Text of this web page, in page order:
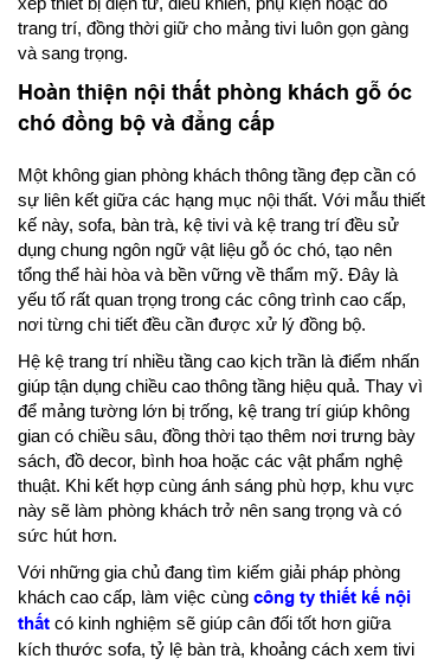
trang trí, đồng thời giữ cho mảng tivi luôn gọn gàng
và sang trọng.
Hoàn thiện nội thất phòng khách gỗ óc
chó đồng bộ và đẳng cấp
Một không gian phòng khách thông tầng đẹp cần có
sự liên kết giữa các hạng mục nội thất. Với mẫu thiết
kế này, sofa, bàn trà, kệ tivi và kệ trang trí đều sử
dụng chung ngôn ngữ vật liệu gỗ óc chó, tạo nên
tổng thể hài hòa và bền vững về thẩm mỹ. Đây là
yếu tố rất quan trọng trong các công trình cao cấp,
nơi từng chi tiết đều cần được xử lý đồng bộ.
Hệ kệ trang trí nhiều tầng cao kịch trần là điểm nhấn
giúp tận dụng chiều cao thông tầng hiệu quả. Thay vì
để mảng tường lớn bị trống, kệ trang trí giúp không
gian có chiều sâu, đồng thời tạo thêm nơi trưng bày
sách, đồ decor, bình hoa hoặc các vật phẩm nghệ
thuật. Khi kết hợp cùng ánh sáng phù hợp, khu vực
này sẽ làm phòng khách trở nên sang trọng và có
sức hút hơn.
Với những gia chủ đang tìm kiếm giải pháp phòng
khách cao cấp, làm việc cùng công ty thiết kế nội
thất có kinh nghiệm sẽ giúp cân đối tốt hơn giữa
kích thước sofa, tỷ lệ bàn trà, khoảng cách xem tivi